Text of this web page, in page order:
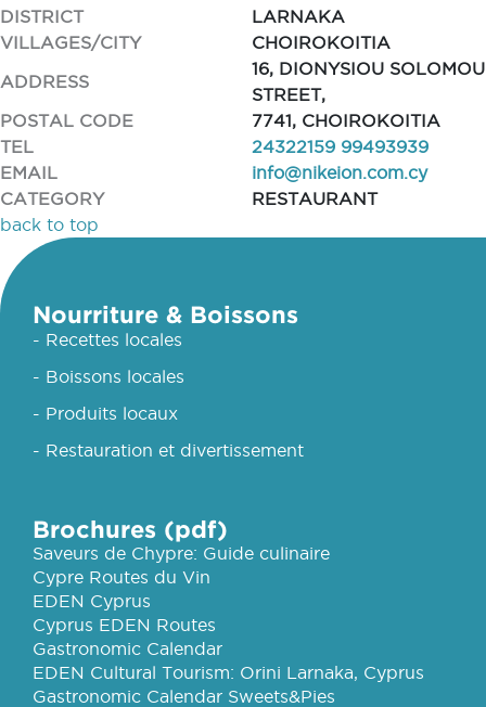
DISTRICT
LARNAKA
VILLAGES/CITY
CHOIROKOITIA
ADDRESS
16, DIONYSIOU SOLOMOU
STREET,
POSTAL CODE
7741, CHOIROKOITIA
TEL
24322159 99493939
EMAIL
info@nikeion.com.cy
CATEGORY
RESTAURANT
back to top
Nourriture & Boissons
- Recettes locales
- Boissons locales
- Produits locaux
- Restauration et divertissement
Brochures (pdf)
Saveurs de Chypre: Guide culinaire
Cypre Routes du Vin
EDEN Cyprus
Cyprus EDEN Routes
Gastronomic Calendar
EDEN Cultural Tourism: Orini Larnaka, Cyprus
Gastronomic Calendar Sweets&Pies